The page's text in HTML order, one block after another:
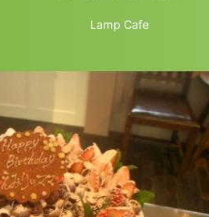
Lamp Cafe